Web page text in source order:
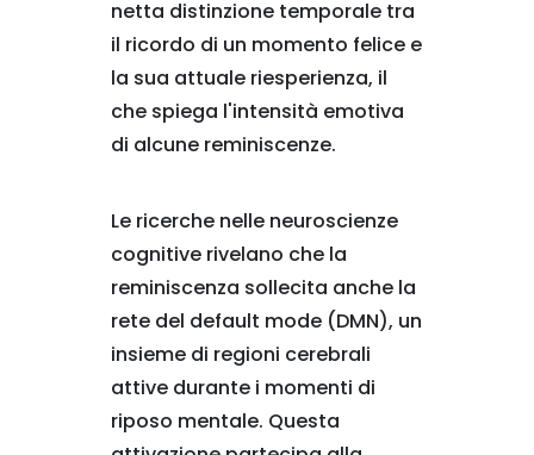
netta distinzione temporale tra
il ricordo di un momento felice e
la sua attuale riesperienza, il
che spiega l'intensità emotiva
di alcune reminiscenze.
Le ricerche nelle neuroscienze
cognitive rivelano che la
reminiscenza sollecita anche la
rete del default mode (DMN), un
insieme di regioni cerebrali
attive durante i momenti di
riposo mentale. Questa